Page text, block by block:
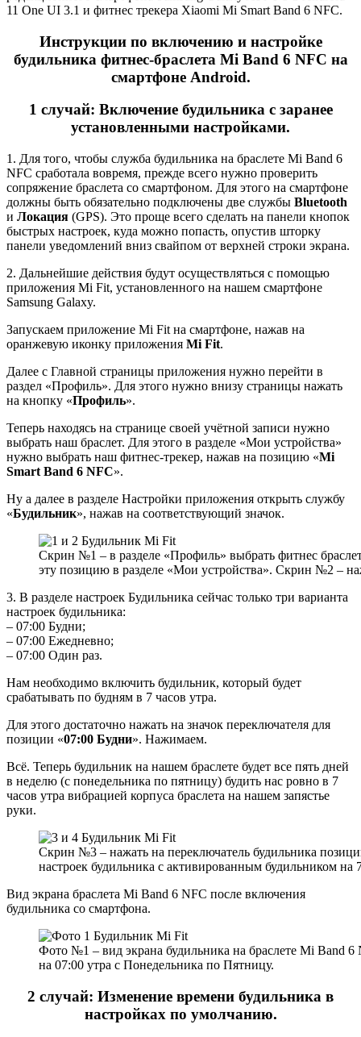
11 One UI 3.1 и фитнес трекера Xiaomi Mi Smart Band 6 NFC.
Инструкции по включению и настройке
будильника фитнес-браслета Mi Band 6 NFC на
смартфоне Android.
1 случай: Включение будильника с заранее
установленными настройками.
1. Для того, чтобы служба будильника на браслете Mi Band 6
NFC сработала вовремя, прежде всего нужно проверить
сопряжение браслета со смартфоном. Для этого на смартфоне
должны быть обязательно подключены две службы Bluetooth
и Локация (GPS). Это проще всего сделать на панели кнопок
быстрых настроек, куда можно попасть, опустив шторку
панели уведомлений вниз свайпом от верхней строки экрана.
2. Дальнейшие действия будут осуществляться с помощью
приложения Mi Fit, установленного на нашем смартфоне
Samsung Galaxy.
Запускаем приложение Mi Fit на смартфоне, нажав на
оранжевую иконку приложения Mi Fit.
Далее с Главной страницы приложения нужно перейти в
раздел «Профиль». Для этого нужно внизу страницы нажать
на кнопку «Профиль».
Теперь находясь на странице своей учётной записи нужно
выбрать наш браслет. Для этого в разделе «Мои устройства»
нужно выбрать наш фитнес-трекер, нажав на позицию «Mi
Smart Band 6 NFC».
Ну а далее в разделе Настройки приложения открыть службу
«Будильник», нажав на соответствующий значок.
Скрин №1 – в разделе «Профиль» выбрать фитнес
эту позицию в разделе «Мои устройства». Скрин №2 –
3. В разделе настроек Будильника сейчас только три варианта
настроек будильника:
– 07:00 Будни;
– 07:00 Ежедневно;
– 07:00 Один раз.
Нам необходимо включить будильник, который будет
срабатывать по будням в 7 часов утра.
Для этого достаточно нажать на значок переключателя для
позиции «07:00 Будни». Нажимаем.
Всё. Теперь будильник на нашем браслете будет все пять дней
в неделю (с понедельника по пятницу) будить нас ровно в 7
часов утра вибрацией корпуса браслета на нашем запястье
руки.
Скрин №3 – нажать на переключатель будильника
настроек будильника с активированным будильником на
Вид экрана браслета Mi Band 6 NFC после включения
будильника со смартфона.
Фото №1 – вид экрана будильника на браслете Mi Band 6
на 07:00 утра с Понедельника по Пятницу.
2 случай: Изменение времени будильника в
настройках по умолчанию.